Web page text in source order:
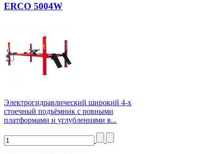
ERCO 5004W
Электрогидравлический широкий 4-х
стоечный подъёмник с ровными
платформами и углублениями в...